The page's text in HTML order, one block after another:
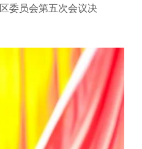
委员会第五次会议决